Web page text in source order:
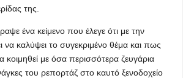
της.
ένα κείμενο που έλεγε ότι με την
να καλύψει το συγεκριμένο θέμα και πως
με όσα περισσότερα ζευγάρια
του ρεπορτάζ στο καυτό ξενοδοχείο